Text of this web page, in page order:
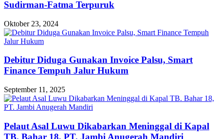
Sudirman-Fatma Terpuruk
Oktober 23, 2024
Debitur Diduga Gunakan Invoice Palsu, Smart
Finance Tempuh Jalur Hukum
September 11, 2025
Pelaut Asal Luwu Dikabarkan Meninggal di Kapal
TB. Bahar 18, PT. Jambi Anugerah Mandiri